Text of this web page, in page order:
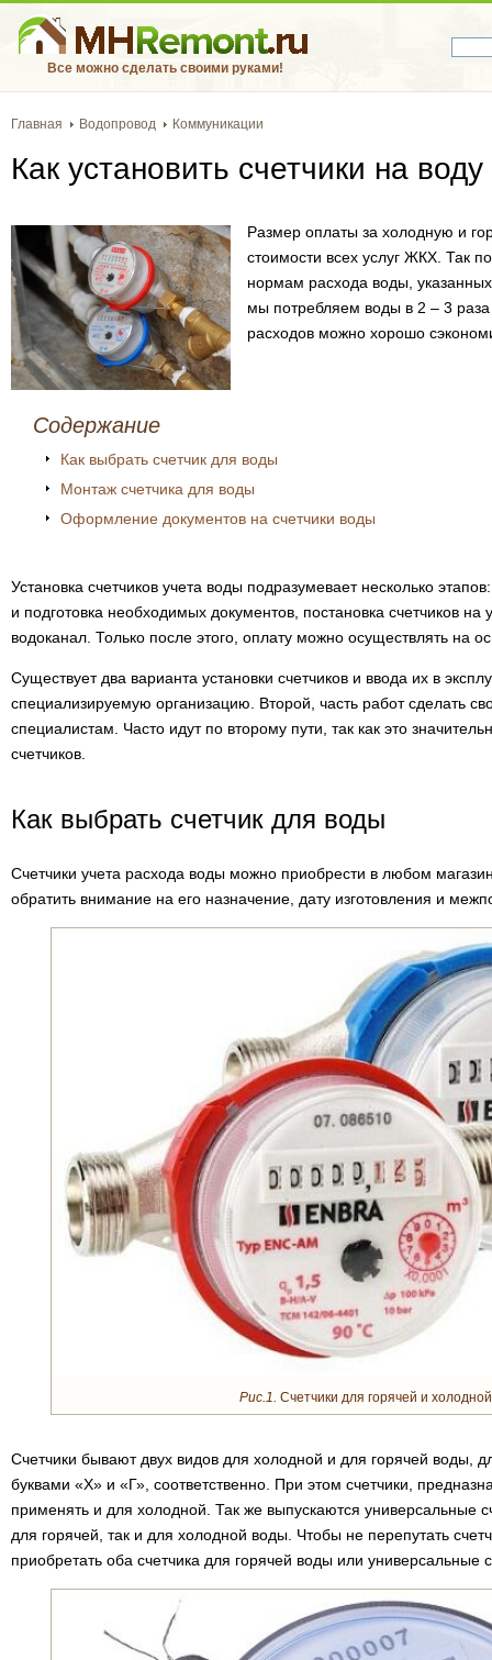
Все можно сделать своими руками!
Главная Водопровод Коммуникации
Как установить счетчики на воду
Размер оплаты за холодную и
стоимости всех услуг ЖКХ. Так
нормам расхода воды,
мы потребляем воды в 2 – 3
расходов можно хорошо
Содержание
Как выбрать счетчик для воды
Монтаж счетчика для воды
Оформление документов на счетчики воды
Установка счетчиков учета воды подразумевает несколько
и подготовка необходимых документов, постановка счетчиков
водоканал. Только после этого, оплату можно осуществлять на
Существует два варианта установки счетчиков и ввода их в
специализируемую организацию. Второй, часть работ сделать
специалистам. Часто идут по второму пути, так как это
счетчиков.
Как выбрать счетчик для воды
Счетчики учета расхода воды можно приобрести в любом
обратить внимание на его назначение, дату изготовления и
Рис.1. Счетчики для горячей и
Счетчики бывают двух видов для холодной и для горячей воды,
буквами «Х» и «Г», соответственно. При этом счетчики,
применять и для холодной. Так же выпускаются универсальные
для горячей, так и для холодной воды. Чтобы не перепутать
приобретать оба счетчика для горячей воды или универсальные